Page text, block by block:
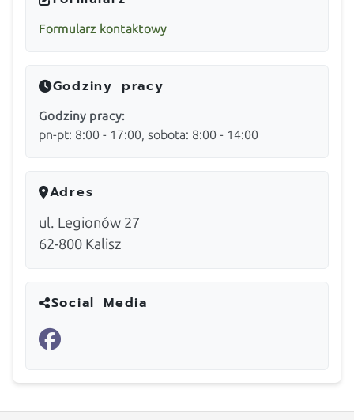
Formularz kontaktowy
Godziny pracy
Godziny pracy:
pn-pt: 8:00 - 17:00, sobota: 8:00 - 14:00
Adres
ul. Legionów 27
62-800 Kalisz
Social Media